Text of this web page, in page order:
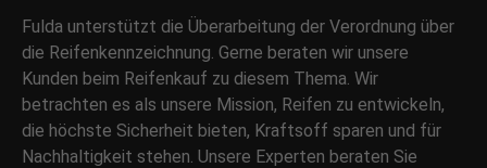
Fulda unterstützt die Überarbeitung der Verordnung über
die Reifenkennzeichnung. Gerne beraten wir unsere
Kunden beim Reifenkauf zu diesem Thema. Wir
betrachten es als unsere Mission, Reifen zu entwickeln,
die höchste Sicherheit bieten, Kraftsoff sparen und für
Nachhaltigkeit stehen. Unsere Experten beraten Sie